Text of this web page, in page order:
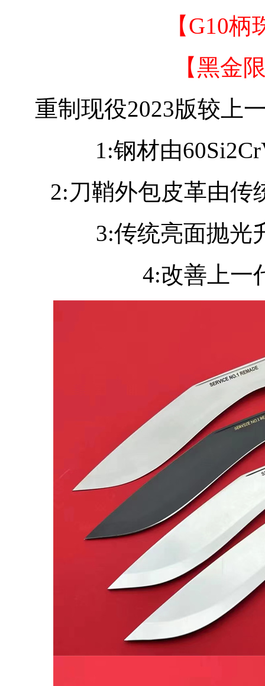
【G10
【黑金
重制现役2023版较上
1:钢材由
2:刀鞘外包皮革由传
3:传统亮面抛光
4:改善上一